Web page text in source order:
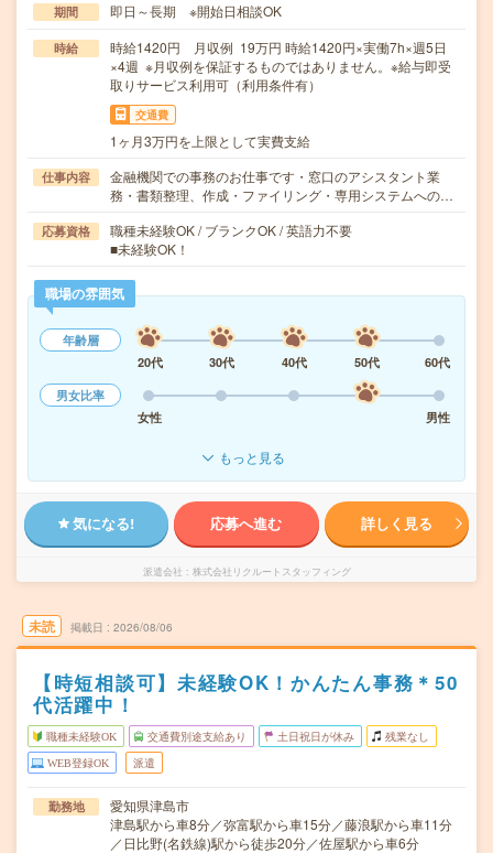
期間 即日～長期 ※開始日相談OK
時給
時給1420円 月収例 19万円 時給1420円×実働7h×週5日
×4週 ※月収例を保証するものではありません。※給与即受
取りサービス利用可（利用条件有）
交通費
1ヶ月3万円を上限として実費支給
仕事内容
金融機関での事務のお仕事です・窓口のアシスタント業
務・書類整理、作成・ファイリング・専用システムへの…
応募資格
職種未経験OK / ブランクOK / 英語力不要
■未経験OK！
職場の雰囲気
年齢層
20代
30代 40代 50代
60代
男女比率
女性
男性
もっと見る
気になる! 応募へ進む 詳しく見る
派遣会社 株式会社リクルートスタッフィング
未読 掲載日 2026/08/06
【時短相談可】未経験OK！かんたん事務＊50
代活躍中！
職種未経験OK 交通費別途支給あり 土日祝日が休み 残業なし
WEB登録OK 派遣
勤務地
愛知県津島市
津島駅から車8分／弥富駅から車15分／藤浪駅から車11分
／日比野(名鉄線)駅から徒歩20分／佐屋駅から車6分